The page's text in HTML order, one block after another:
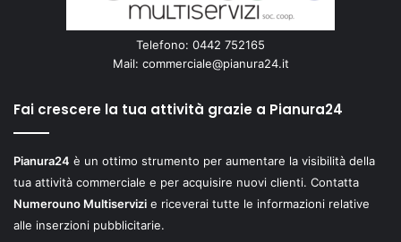
Telefono: 0442 752165
Mail: commerciale@pianura24.it
Fai crescere la tua attività grazie a Pianura24
Pianura24 è un ottimo strumento per aumentare la visibilità della
tua attività commerciale e per acquisire nuovi clienti. Contatta
Numerouno Multiservizi e riceverai tutte le informazioni relative
alle inserzioni pubblicitarie.